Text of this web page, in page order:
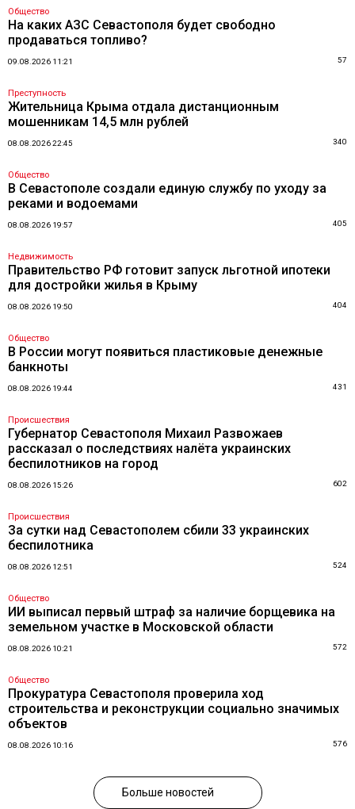
Общество
На каких АЗС Севастополя будет свободно
продаваться топливо?
09.08.2026 11:21 57
Преступность
Жительница Крыма отдала дистанционным
мошенникам 14,5 млн рублей
08.08.2026 22:45 340
Общество
В Севастополе создали единую службу по уходу за
реками и водоемами
08.08.2026 19:57 405
Недвижимость
Правительство РФ готовит запуск льготной ипотеки
для достройки жилья в Крыму
08.08.2026 19:50 404
Общество
В России могут появиться пластиковые денежные
банкноты
08.08.2026 19:44 431
Происшествия
Губернатор Севастополя Михаил Развожаев
рассказал о последствиях налёта украинских
беспилотников на город
08.08.2026 15:26 602
Происшествия
За сутки над Севастополем сбили 33 украинских
беспилотника
08.08.2026 12:51 524
Общество
ИИ выписал первый штраф за наличие борщевика на
земельном участке в Московской области
08.08.2026 10:21 572
Общество
Прокуратура Севастополя проверила ход
строительства и реконструкции социально значимых
объектов
08.08.2026 10:16 576
Больше новостей